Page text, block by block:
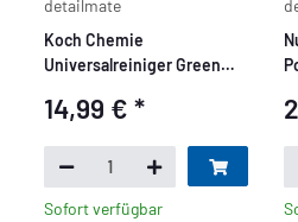
detailmate
Koch Chemie
Universalreiniger Green
14,99 €*
Sofort verfügbar